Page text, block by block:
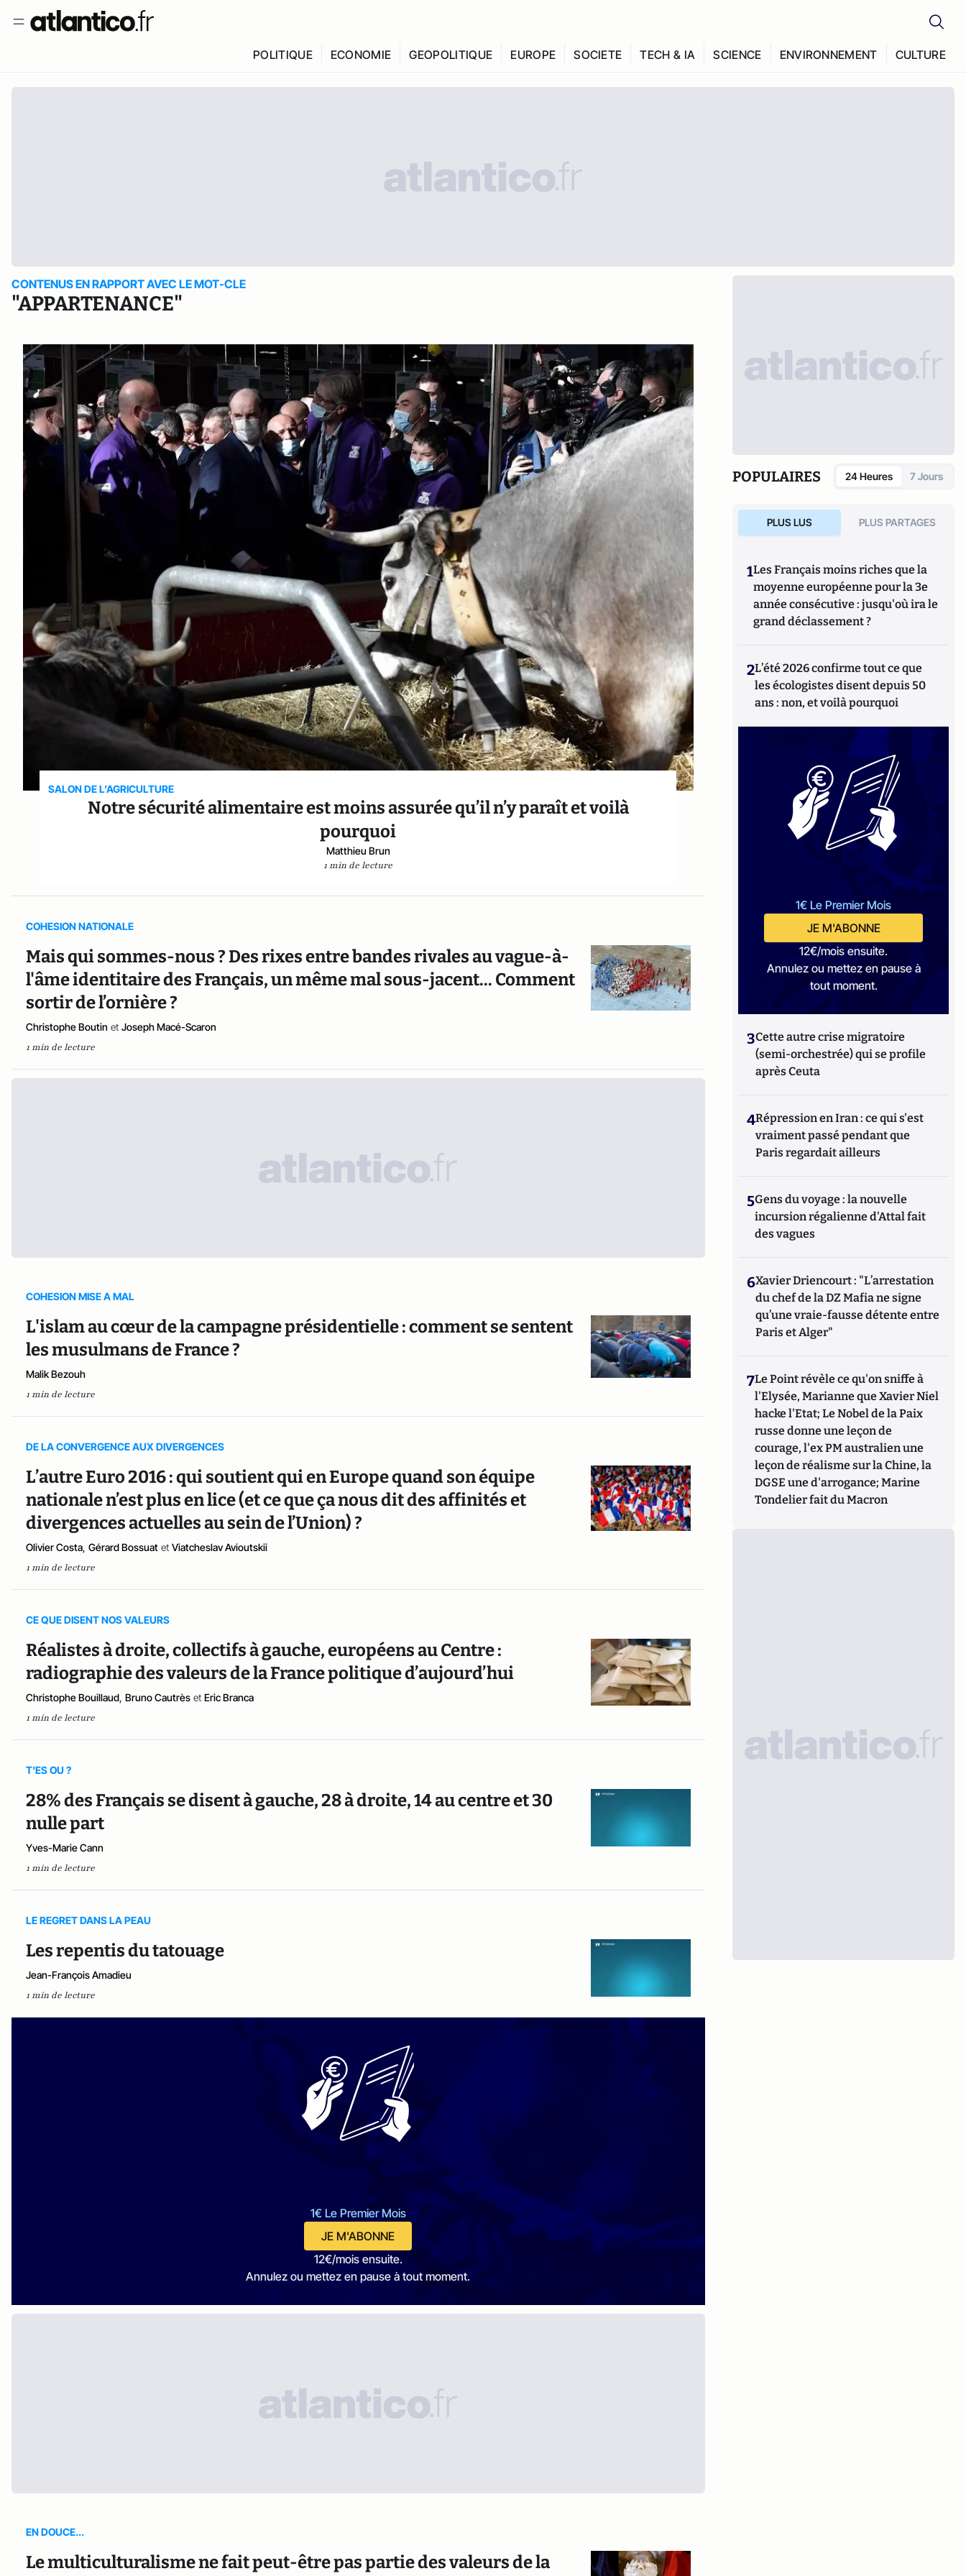
POLITIQUE ECONOMIE GEOPOLITIQUE EUROPE SOCIETE TECH & IA SCIENCE ENVIRONNEMENT CULTURE
CONTENUS EN RAPPORT AVEC LE MOT-CLE
"APPARTENANCE"
SALON DE L’AGRICULTURE
Notre sécurité alimentaire est moins assurée qu’il n’y paraît et voilà
pourquoi
Matthieu Brun
1 min de lecture
COHESION NATIONALE
Mais qui sommes-nous ? Des rixes entre bandes rivales au vague-à-
l'âme identitaire des Français, un même mal sous-jacent... Comment
sortir de l’ornière ?
Christophe Boutin et Joseph Macé-Scaron
1 min de lecture
COHESION MISE A MAL
L'islam au cœur de la campagne présidentielle : comment se sentent
les musulmans de France ?
Malik Bezouh
1 min de lecture
DE LA CONVERGENCE AUX DIVERGENCES
L’autre Euro 2016 : qui soutient qui en Europe quand son équipe
nationale n’est plus en lice (et ce que ça nous dit des affinités et
divergences actuelles au sein de l’Union) ?
Olivier Costa, Gérard Bossuat et Viatcheslav Avioutskii
1 min de lecture
CE QUE DISENT NOS VALEURS
Réalistes à droite, collectifs à gauche, européens au Centre :
radiographie des valeurs de la France politique d’aujourd’hui
Christophe Bouillaud, Bruno Cautrès et Eric Branca
1 min de lecture
T'ES OU ?
28% des Français se disent à gauche, 28 à droite, 14 au centre et 30
nulle part
Yves-Marie Cann
1 min de lecture
LE REGRET DANS LA PEAU
Les repentis du tatouage
Jean-François Amadieu
1 min de lecture
1€ Le Premier Mois
JE M'ABONNE
12€/mois ensuite.
Annulez ou mettez en pause à tout moment.
EN DOUCE...
Le multiculturalisme ne fait peut-être pas partie des valeurs de la
POPULAIRES 24 Heures 7 Jours
PLUS LUS PLUS PARTAGES
1Les Français moins riches que la
moyenne européenne pour la 3e
année consécutive : jusqu'où ira le
grand déclassement ?
2L’été 2026 confirme tout ce que
les écologistes disent depuis 50
ans : non, et voilà pourquoi
1€ Le Premier Mois
JE M'ABONNE
12€/mois ensuite.
Annulez ou mettez en pause à
tout moment.
3Cette autre crise migratoire
(semi-orchestrée) qui se profile
après Ceuta
4Répression en Iran : ce qui s'est
vraiment passé pendant que
Paris regardait ailleurs
5Gens du voyage : la nouvelle
incursion régalienne d'Attal fait
des vagues
6Xavier Driencourt : "L’arrestation
du chef de la DZ Mafia ne signe
qu’une vraie-fausse détente entre
Paris et Alger"
7Le Point révèle ce qu'on sniffe à
l'Elysée, Marianne que Xavier Niel
hacke l'Etat; Le Nobel de la Paix
russe donne une leçon de
courage, l'ex PM australien une
leçon de réalisme sur la Chine, la
DGSE une d'arrogance; Marine
Tondelier fait du Macron